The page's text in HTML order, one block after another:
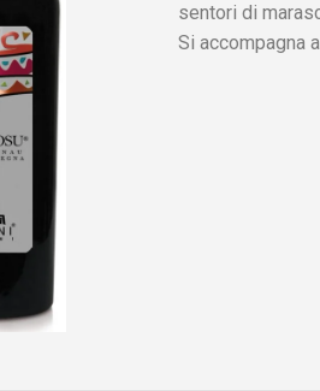
sentori di
Si accompagna